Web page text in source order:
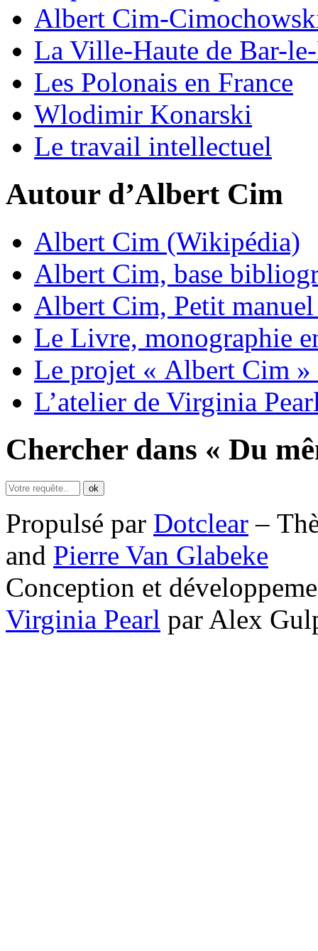
Albert Cim-
La Ville-Haute de Bar-
Les Polonais en France
Wlodimir Konarski
Le travail intellectuel
Autour d’Albert Cim
Albert Cim (Wikipédia)
Albert Cim, base
Albert Cim, Petit
Le Livre, monographie
Le projet « Albert Cim »
L’atelier de Virginia
Chercher dans « Du
Propulsé par Dotclear –
and Pierre Van Glabeke
Conception et
Virginia Pearl par Alex